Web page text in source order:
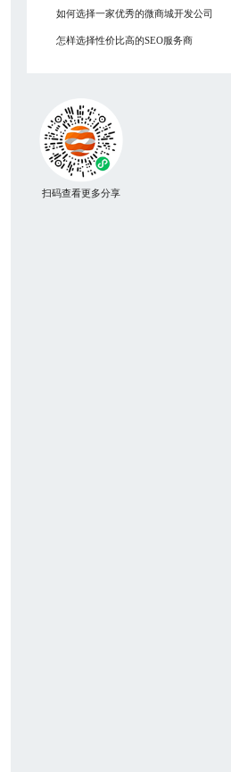
如何选择一家优秀的微商城开发公司
怎样选择性价比高的SEO服务商
扫码查看更多分享